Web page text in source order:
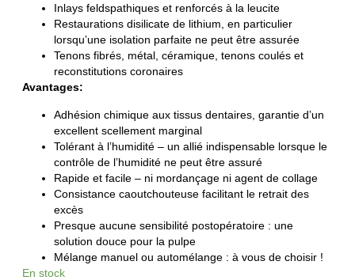
Inlays feldspathiques et renforcés à la leucite
Restaurations disilicate de lithium, en particulier
lorsquʼune isolation parfaite ne peut être assurée
Tenons fibrés, métal, céramique, tenons coulés et
reconstitutions coronaires
Avantages:
Adhésion chimique aux tissus dentaires, garantie dʼun
excellent scellement marginal
Tolérant à lʼhumidité – un allié indispensable lorsque le
contrôle de lʼhumidité ne peut être assuré
Rapide et facile – ni mordançage ni agent de collage
Consistance caoutchouteuse facilitant le retrait des
excès
Presque aucune sensibilité postopératoire : une
solution douce pour la pulpe
Mélange manuel ou automélange : à vous de choisir !
En stock